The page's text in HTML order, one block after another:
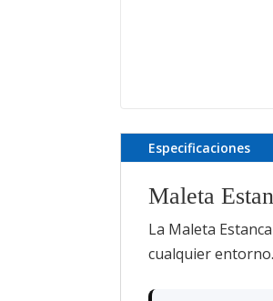
Especificaciones
Maleta
La Maleta
cualquier